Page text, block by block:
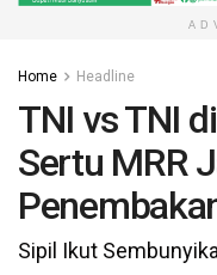
Home Headline
TNI vs TNI
Sertu MRR
Sipil Ikut